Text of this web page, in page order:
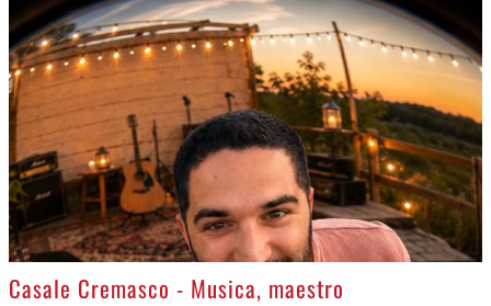
>
Casale Cremasco - Musica, maestro